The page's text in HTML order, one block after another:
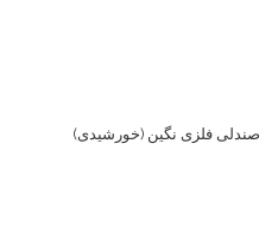
صندلی فلزی نگین (خورشیدی)